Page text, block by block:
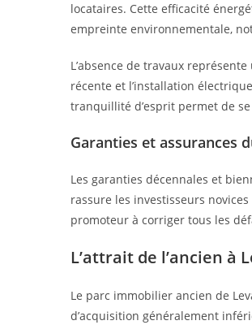
locataires. Cette efficacité
empreinte environnementale,
L’absence de travaux
récente et l’installation
tranquillité d’esprit permet de
Garanties et assurances
Les garanties décennales et
rassure les investisseurs
promoteur à corriger tous les
L’attrait de l’ancien à
Le parc immobilier ancien de
d’acquisition généralement